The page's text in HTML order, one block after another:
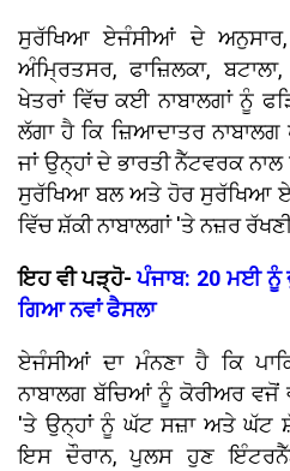
ਸੁਰੱਖਿਆ ਏਜੰਸੀਆਂ ਦੇ
ਅੰਮ੍ਰਿਤਸਰ, ਫਾਜ਼ਿਲਕਾ,
ਖੇਤਰਾਂ ਵਿੱਚ ਕਈ ਨਾਬਾਲਗਾਂ ਨੂੰ
ਲੱਗਾ ਹੈ ਕਿ ਜ਼ਿਆਦਾਤਰ ਨਾਬਾਲਗ
ਜਾਂ ਉਨ੍ਹਾਂ ਦੇ ਭਾਰਤੀ ਨੈੱਟਵਰਕ
ਸੁਰੱਖਿਆ ਬਲ ਅਤੇ ਹੋਰ ਸੁਰੱਖਿਆ
ਵਿੱਚ ਸ਼ੱਕੀ ਨਾਬਾਲਗਾਂ 'ਤੇ ਨਜ਼ਰ
ਇਹ ਵੀ ਪੜ੍ਹੋ-ਪੰਜਾਬ: 20 ਮਈ ਨੂੰ
ਗਿਆ ਨਵਾਂ ਫੈਸਲਾ
ਏਜੰਸੀਆਂ ਦਾ ਮੰਨਣਾ ਹੈ ਕਿ
ਨਾਬਾਲਗ ਬੱਚਿਆਂ ਨੂੰ ਕੋਰੀਅਰ ਵਜੋਂ
'ਤੇ ਉਨ੍ਹਾਂ ਨੂੰ ਘੱਟ ਸਜ਼ਾ ਅਤੇ ਘੱਟ
ਇਸ ਦੌਰਾਨ, ਪੁਲਸ ਹੁਣ